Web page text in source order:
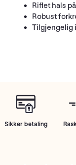
Riflet hals
Robust
Tilgjengelig
Sikker betaling